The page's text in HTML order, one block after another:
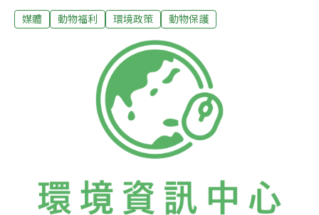
腰斬的琵琶魚，主持人拿著圓睜雙眼、還在抽動的魚頭對
打開電視，這種以虐待、騷擾動物為樂的節目，連打馬賽
克都省了，直接送到你家客廳。畫面中的動物說不出自己
的苦、只見帥哥美女玩得好開心，久而久之觀眾也混然不
覺，接受了這種虐待動物式的娛樂。試問，看這種節目長
大的孩子該如何學習與動物相處？台灣動物社會研究會、
立委田秋堇、鄭麗文、朱鳳芝、王幸男昨（30）日舉行記
者會，宣布加速修「廣電三法」（有線廣播電視法、廣播
節目內容，不得有騷擾、虐待、獵捕、宰殺、傷害動物及
其他違反動物自然習性之利用行為。但新聞節
媒體 動物福利 環境政策 動物保護